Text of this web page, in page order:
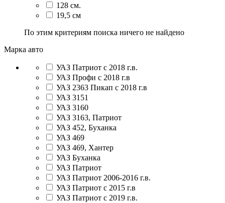
128 см.
19,5 см
По этим критериям поиска ничего не найдено
Марка авто
УАЗ Патриот с 2018 г.в.
УАЗ Профи с 2018 г.в
УАЗ 2363 Пикап с 2018 г.в
УАЗ 3151
УАЗ 3160
УАЗ 3163, Патриот
УАЗ 452, Буханка
УАЗ 469
УАЗ 469, Хантер
УАЗ Буханка
УАЗ Патриот
УАЗ Патриот 2006-2016 г.в.
УАЗ Патриот с 2015 г.в
УАЗ Патриот с 2019 г.в.